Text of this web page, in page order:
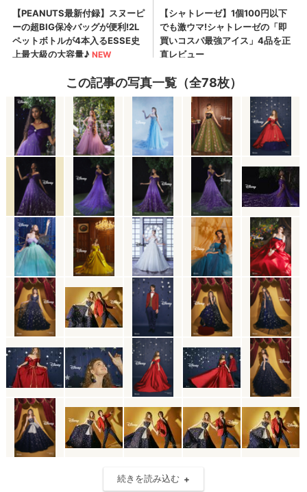
この記事の写真一覧（全78枚）
続きを読み込む